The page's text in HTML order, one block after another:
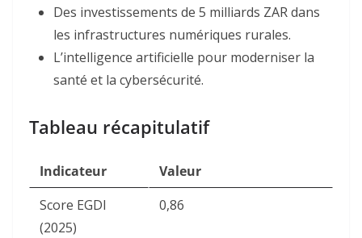
Des investissements de 5 milliards ZAR dans
les infrastructures numériques rurales.
L’intelligence artificielle pour moderniser la
santé et la cybersécurité.
Tableau récapitulatif
Indicateur
Valeur
Score EGDI
(2025)
0,86